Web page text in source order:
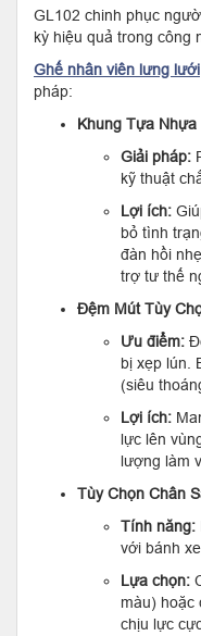
GL102 chinh phục
kỳ hiệu quả trong công
Ghế nhân viên lưng lưới
pháp:
Khung Tựa
Giải pháp:
kỹ thuật
Lợi ích:
bỏ tình
đàn hồi
trợ tư thế
Đệm Mút Tùy
Ưu điểm:
bị xẹp lún.
(siêu
Lợi ích:
lực lên
lượng làm
Tùy Chọn Chân
Tính năng:
với bánh
Lựa chọn:
màu) hoặc
chịu lực